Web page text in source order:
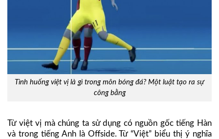
Tình huống việt vị là gì trong môn bóng đá? Một luật tạo ra sự
công bằng
Từ việt vị mà chúng ta sử dụng có nguồn gốc tiếng Hàn
và trong tiếng Anh là Offside. Từ “Việt” biểu thị ý nghĩa